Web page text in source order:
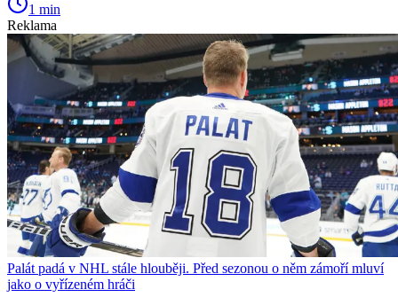
1 min
Reklama
Palát padá v NHL stále hlouběji. Před sezonou o něm zámoří mluví
jako o vyřízeném hráči